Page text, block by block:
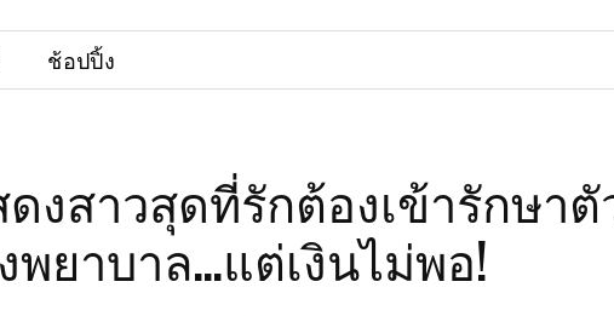
ช้อปปิ้ง
งสาวสุดที่รักต้องเข้ารักษาตั
พยาบาล…แต่เงินไม่พอ!